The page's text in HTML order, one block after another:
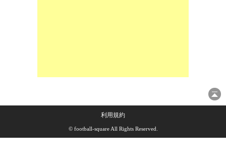
利用規約
© football-square All Rights Reserved.